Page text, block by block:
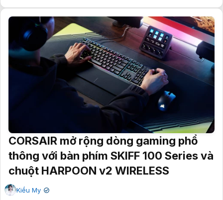
CORSAIR mở rộng dòng gaming phổ
thông với bàn phím SKIFF 100 Series và
chuột HARPOON v2 WIRELESS
Kiều My ✔